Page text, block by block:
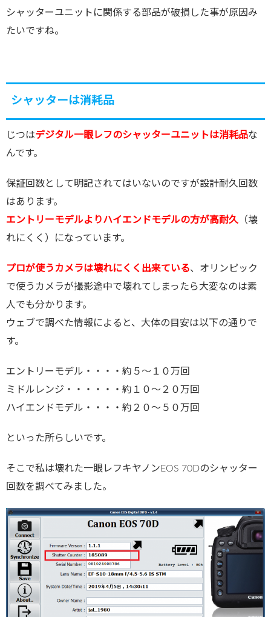
シャッターユニットに関係する部品が破損した事が原因み
たいですね。
シャッターは消耗品
じつはデジタル一眼レフのシャッターユニットは消耗品な
んです。
保証回数として明記されてはいないのですが設計耐久回数
はあります。
エントリーモデルよりハイエンドモデルの方が高耐久 （壊
れにくく）になっています。
プロが使うカメラは壊れにくく出来ている、オリンピック
で使うカメラが撮影途中で壊れてしまったら大変なのは素
人でも分かります。
ウェブで調べた情報によると、大体の目安は以下の通りで
す。
エントリーモデル・・・・約５～１０万回
ミドルレンジ・・・・・・約１０～２０万回
ハイエンドモデル・・・・約２０～５０万回
といった所らしいです。
そこで私は壊れた一眼レフキヤノンEOS 70Dのシャッター
回数を調べてみました。